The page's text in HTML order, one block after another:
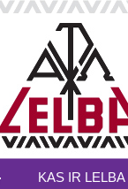
KAS IR LELBA